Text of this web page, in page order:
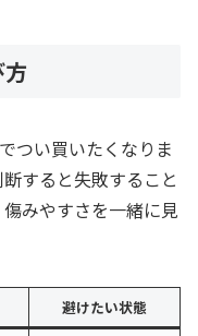
つい買いたくなりま
すると失敗すること
みやすさを一緒に見
避けたい状態